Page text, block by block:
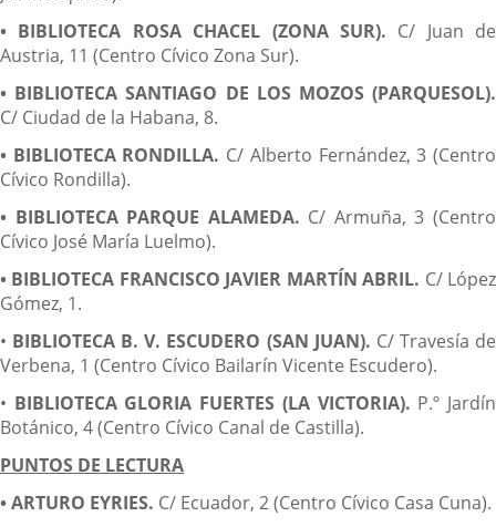
• BIBLIOTECA ROSA CHACEL (ZONA SUR). C/ Juan de
Austria, 11 (Centro Cívico Zona Sur).
• BIBLIOTECA SANTIAGO DE LOS MOZOS (PARQUESOL).
C/ Ciudad de la Habana, 8.
• BIBLIOTECA RONDILLA. C/ Alberto Fernández, 3 (Centro
Cívico Rondilla).
• BIBLIOTECA PARQUE ALAMEDA. C/ Armuña, 3 (Centro
Cívico José María Luelmo).
• BIBLIOTECA FRANCISCO JAVIER MARTÍN ABRIL. C/ López
Gómez, 1.
• BIBLIOTECA B. V. ESCUDERO (SAN JUAN). C/ Travesía de
Verbena, 1 (Centro Cívico Bailarín Vicente Escudero).
• BIBLIOTECA GLORIA FUERTES (LA VICTORIA). P.º Jardín
Botánico, 4 (Centro Cívico Canal de Castilla).
PUNTOS DE LECTURA
• ARTURO EYRIES. C/ Ecuador, 2 (Centro Cívico Casa Cuna).